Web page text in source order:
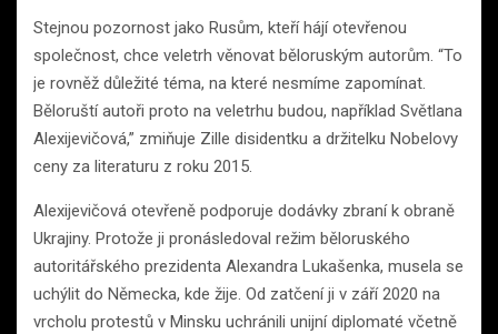
Stejnou pozornost jako Rusům, kteří hájí otevřenou
společnost, chce veletrh věnovat běloruským autorům. “To
je rovněž důležité téma, na které nesmíme zapomínat.
Běloruští autoři proto na veletrhu budou, například Světlana
Alexijevičová,” zmiňuje Zille disidentku a držitelku Nobelovy
ceny za literaturu z roku 2015.
Alexijevičová otevřeně podporuje dodávky zbraní k obraně
Ukrajiny. Protože ji pronásledoval režim běloruského
autoritářského prezidenta Alexandra Lukašenka, musela se
uchýlit do Německa, kde žije. Od zatčení ji v září 2020 na
vrcholu protestů v Minsku uchránili unijní diplomaté včetně